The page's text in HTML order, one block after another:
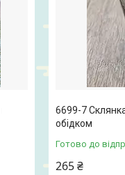
6699-7
обідком
Готово до
265 ₴